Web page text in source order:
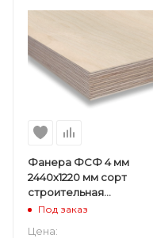
Фанера ФСФ 4 мм
2440х1220 мм сорт
строительная
нешлифованная
Под заказ
Цена: